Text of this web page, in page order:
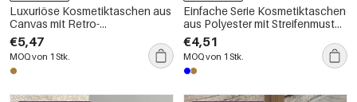
Luxuriöse Kosmetiktaschen aus
Canvas mit Retro-
Leopardenmuster
€5,47
MOQ von 1 Stk.
Einfache Serie Kosmetiktaschen
aus Polyester mit Streifenmuster
in verschiedenen Farben
€4,51
MOQ von 1 Stk.